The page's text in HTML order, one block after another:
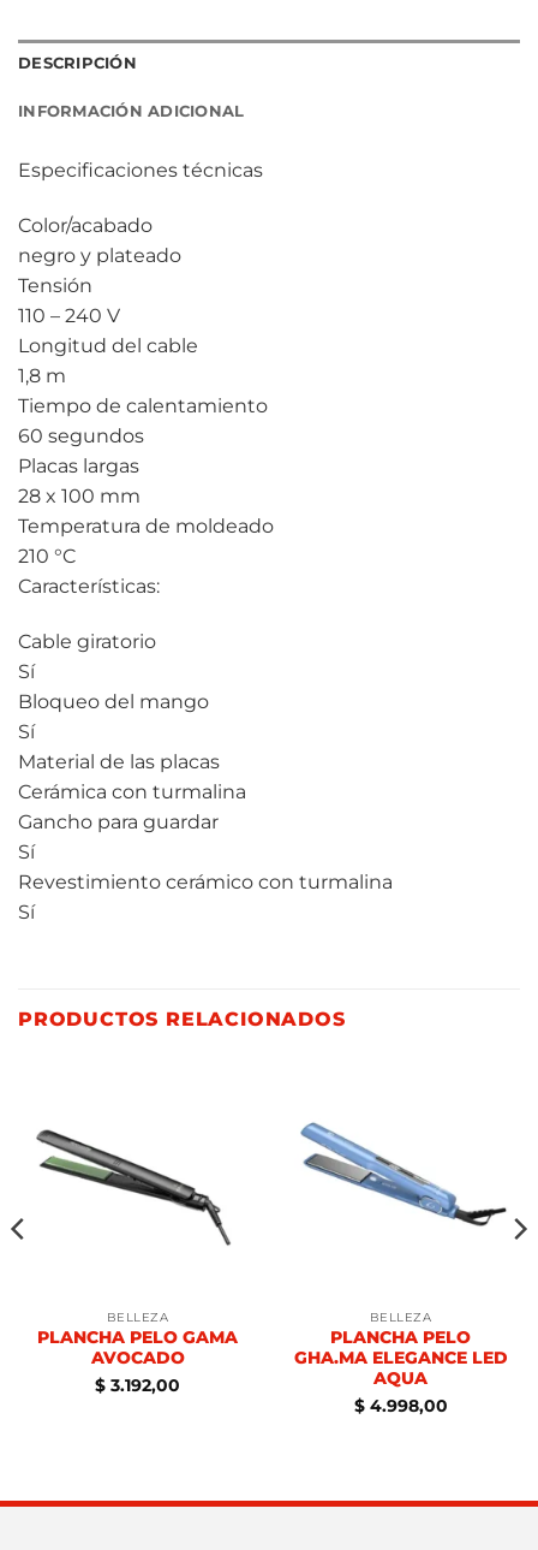
DESCRIPCIÓN
INFORMACIÓN ADICIONAL
Especificaciones técnicas
Color/acabado
negro y plateado
Tensión
110 – 240 V
Longitud del cable
1,8 m
Tiempo de calentamiento
60 segundos
Placas largas
28 x 100 mm
Temperatura de moldeado
210 °C
Características:
Cable giratorio
Sí
Bloqueo del mango
Sí
Material de las placas
Cerámica con turmalina
Gancho para guardar
Sí
Revestimiento cerámico con turmalina
Sí
PRODUCTOS RELACIONADOS
BELLEZA
PLANCHA PELO GAMA
AVOCADO
$ 3.192,00
BELLEZA
PLANCHA PELO
GHA.MA ELEGANCE LED
AQUA
$4.998,00